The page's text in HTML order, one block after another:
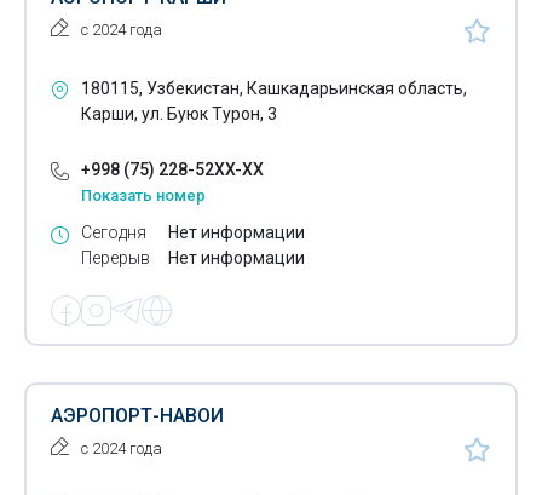
с 2024 года
180115, Узбекистан, Кашкадарьинская область,
Карши, ул. Буюк Турон, 3
+998 (75) 228-52XX-XX
Показать номер
Сегодня
Перерыв
Нет информации
Нет информации
АЭРОПОРТ-НАВОИ
с 2024 года